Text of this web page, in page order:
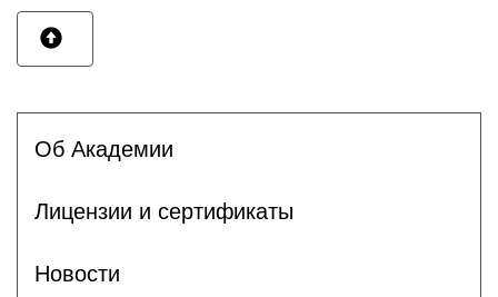
Об Академии
Лицензии и сертификаты
Новости